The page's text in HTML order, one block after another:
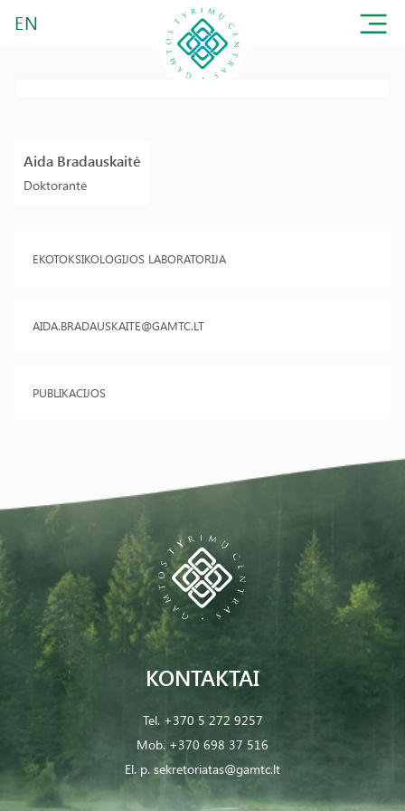
EN
Aida Bradauskaitė
Doktorantė
EKOTOKSIKOLOGIJOS LABORATORIJA
AIDA.BRADAUSKAITE@GAMTC.LT
PUBLIKACIJOS
KONTAKTAI
Tel. +370 5 272 9257
Mob. +370 698 37 516
El. p. sekretoriatas@gamtc.lt